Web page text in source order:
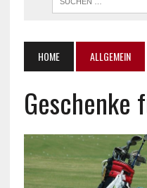
HOME ALLGEMEIN
Geschenke